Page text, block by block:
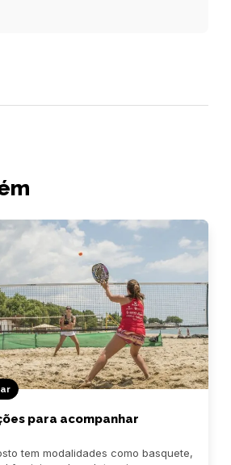
para acompanhar
tem modalidades como basquete,